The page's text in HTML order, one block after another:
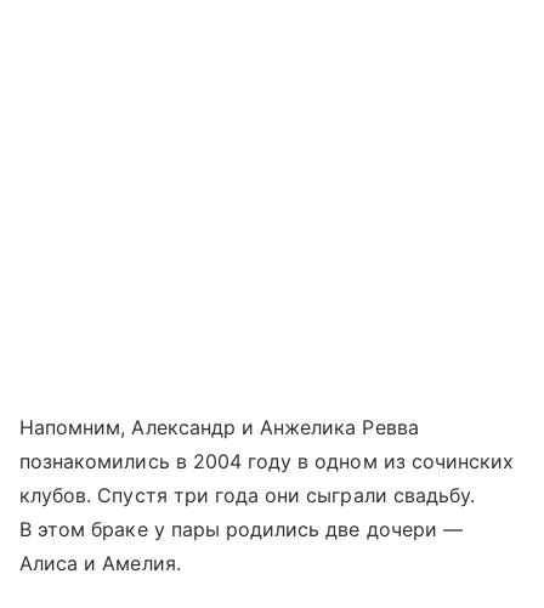
Напомним, Александр и Анжелика Ревва
познакомились в 2004 году в одном из сочинских
клубов. Спустя три года они сыграли свадьбу.
В этом браке у пары родились две дочери —
Алиса и Амелия.